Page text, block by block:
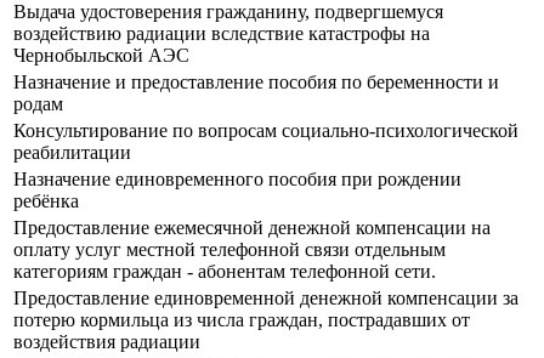
Выдача удостоверения гражданину, подвергшемуся
воздействию радиации вследствие катастрофы на
Чернобыльской АЭС
Назначение и предоставление пособия по беременности и
родам
Консультирование по вопросам социально-психологической
реабилитации
Назначение единовременного пособия при рождении
ребёнка
Предоставление ежемесячной денежной компенсации на
оплату услуг местной телефонной связи отдельным
категориям граждан - абонентам телефонной сети.
Предоставление единовременной денежной компенсации за
потерю кормильца из числа граждан, пострадавших от
воздействия радиации